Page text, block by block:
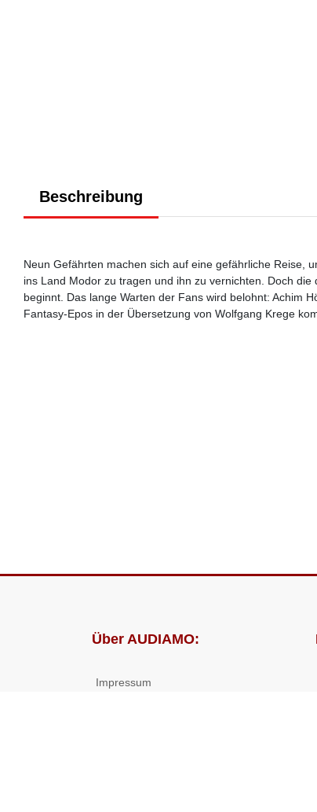
Beschreibung
Neun Gefährten machen sich auf eine gefährliche Reise,
ins Land Modor zu tragen und ihn zu vernichten. Doch
beginnt. Das lange Warten der Fans wird belohnt: Achim
Fantasy-Epos in der Übersetzung von Wolfgang Krege
Über AUDIAMO:
Impressum